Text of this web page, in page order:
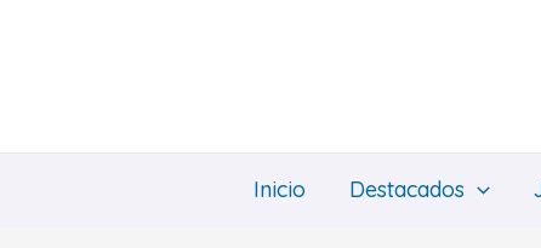
Inicio Destacados